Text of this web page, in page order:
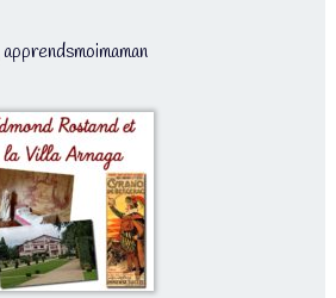
apprendsmoimaman